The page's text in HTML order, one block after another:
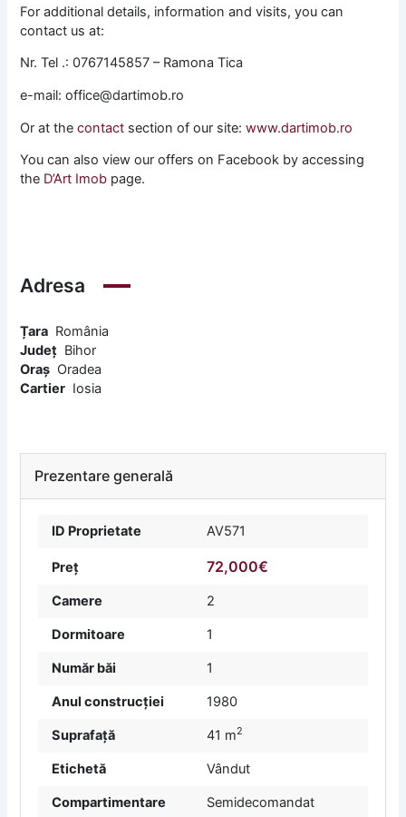
For additional details, information and visits, you can
contact us at:
Nr. Tel .: 0767145857 – Ramona Tica
e-mail: office@dartimob.ro
Or at thecontact section of our site:www.dartimob.ro
You can also view our offers on Facebook by accessing
the D’Art Imob page.
Adresa
Țara România
Județ Bihor
Oraș Oradea
Cartier Iosia
Prezentare generală
ID Proprietate AV571
Preț 72,000€
Camere 2
Dormitoare 1
Număr băi 1
Anul construcției 1980
Suprafață 41 m2
Etichetă Vândut
Compartimentare Semidecomandat